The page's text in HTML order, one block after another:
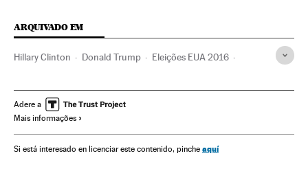
ARQUIVADO EM
Hillary Clinton Donald Trump Eleições EUA 2016
Eleições presidenciais América do Norte
Política
Adere a
Mais informações
Si está interesado en licenciar este contenido, pinche aquí